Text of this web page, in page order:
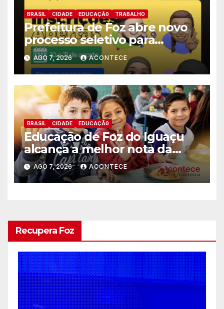
BRASIL CIDADE EDUCAÇÃ0 TRABALHO
Prefeitura de Foz abre novo
processo seletivo para
estagiários
AGO 7, 2026 ACONTECE
BRASIL CIDADE EDUCAÇÃ0
Educação de Foz do Iguaçu
alcança a melhor nota da
história no IDEB
AGO 7, 2026 ACONTECE
Recupera Foz